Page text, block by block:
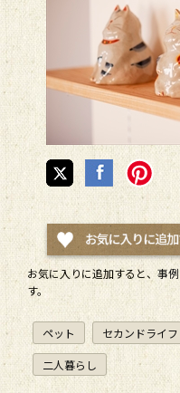
お気に入りに追加すると、事
す。
ペット セカンドライフ
二人暮らし